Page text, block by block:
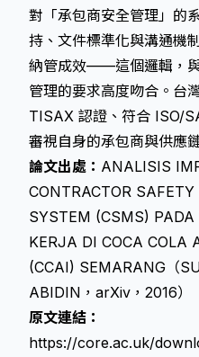
對「承包商安全管理」的
持、文件標準化與溝通機
納管成效——這個邏輯，
管理的要求高度吻合。台
TISAX 認證、符合 ISO/
審視自身的承包商與供應
論文出處： ANALISIS
CONTRACTOR
SYSTEM (CSMS)
KERJA DI COCA COLA
(CCAI) SEMARANG（
ABIDIN，arXiv，2016）
原文連結：
https://core.ac.uk/